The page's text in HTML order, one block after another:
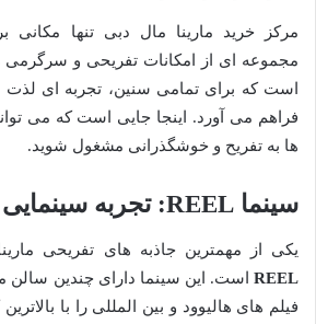
مرکز خرید مارینا مال دبی تنها مکانی
مجموعه ای از امکانات تفریحی و سرگرمی
است که برای تمامی سنین، تجربه ای لذت
فراهم می آورد. اینجا جایی است که می
ها به تفریح و خوشگذرانی مشغول شوید.
سینما REEL: تجربه سینمایی بی نظیر
یکی از مهمترین جاذبه های تفریحی
REEL است. این سینما دارای چندین سالن
فیلم های هالیوود و بین المللی را با